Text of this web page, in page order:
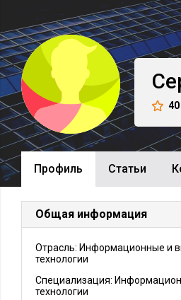
40
Профиль Cтатьи
Общая информация
Отрасль: Информационные и
технологии
Специализация:
технологии